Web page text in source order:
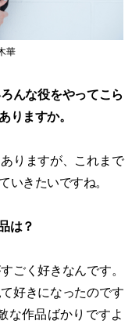
華
んな役をやってこら
りますか。
りますが、これまで
いきたいですね。
は？
ごく好きなんです。
好きになったのです
な作品ばかりですよ